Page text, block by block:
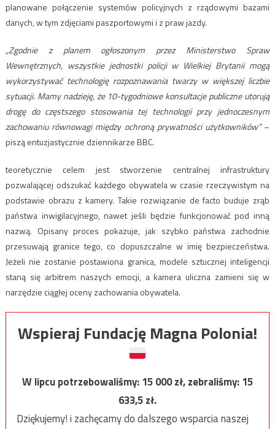
planowane połączenie systemów policyjnych z rządowymi bazami
danych, w tym zdjęciami paszportowymi i z praw jazdy.
„Zgodnie z planem ogłoszonym przez Ministerstwo Spraw
Wewnętrznych, wszystkie jednostki policji w Wielkiej Brytanii mogą
wykorzystywać technologię rozpoznawania twarzy w większej liczbie
sytuacji. Mamy nadzieję, że 10-tygodniowe konsultacje publiczne utorują
drogę do częstszego stosowania tej technologii przy jednoczesnym
zachowaniu równowagi między ochroną prywatności użytkowników”–
piszą entuzjastycznie dziennikarze BBC.
teoretycznie celem jest stworzenie centralnej infrastruktury
pozwalającej odszukać każdego obywatela w czasie rzeczywistym na
podstawie obrazu z kamery. Takie rozwiązanie de facto buduje zrąb
państwa inwigilacyjnego, nawet jeśli będzie funkcjonować pod inną
nazwą. Opisany proces pokazuje, jak szybko państwa zachodnie
przesuwają granice tego, co dopuszczalne w imię bezpieczeństwa.
Jeżeli nie zostanie postawiona granica, modele sztucznej inteligencji
staną się arbitrem naszych emocji, a kamera uliczna zamieni się w
narzędzie ciągłej oceny zachowania obywatela.
Wspieraj Fundację Magna Polonia!
W lipcu potrzebowaliśmy:15 000zł, zebraliśmy:15
633,5zł.
Dziękujemy! i zachęcamy do dalszego wsparcia naszej